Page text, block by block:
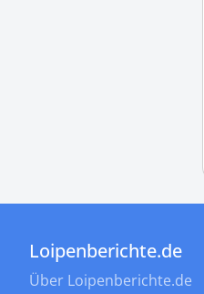
Loipenberichte.de
Über Loipenberichte.de